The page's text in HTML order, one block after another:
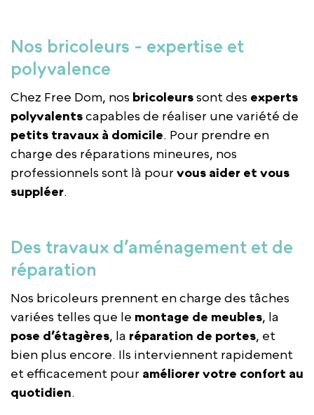
Nos bricoleurs - expertise et
polyvalence
Chez Free Dom, nos bricoleurssont des experts
polyvalentscapables de réaliser une variété de
petits travaux à domicile. Pour prendre en
charge des réparations mineures, nos
professionnels sont là pour vous aider et vous
suppléer.
Des travaux d’aménagement et de
réparation
Nos bricoleurs prennent en charge des tâches
variées telles que le montage de meubles, la
pose d’étagères, la réparation de portes, et
bien plus encore. Ils interviennent rapidement
et efficacement pour améliorer votre confort au
quotidien.